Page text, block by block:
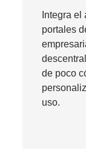
Integra
portales
de poco
uso.